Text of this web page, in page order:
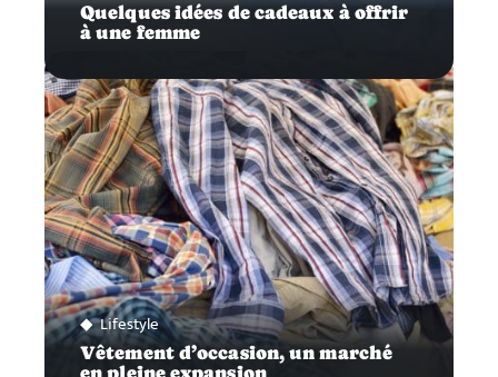
Quelques idées de cadeaux à offrir
à une femme
Lifestyle
Vêtement d’occasion, un marché